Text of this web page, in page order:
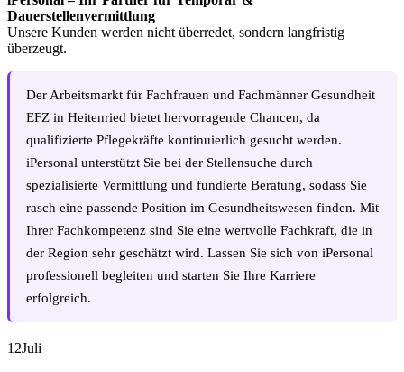
Dauerstellenvermittlung
Unsere Kunden werden nicht überredet, sondern langfristig
überzeugt.
Der Arbeitsmarkt für Fachfrauen und Fachmänner Gesundheit
EFZ in Heitenried bietet hervorragende Chancen, da
qualifizierte Pflegekräfte kontinuierlich gesucht werden.
iPersonal unterstützt Sie bei der Stellensuche durch
spezialisierte Vermittlung und fundierte Beratung, sodass Sie
rasch eine passende Position im Gesundheitswesen finden. Mit
Ihrer Fachkompetenz sind Sie eine wertvolle Fachkraft, die in
der Region sehr geschätzt wird. Lassen Sie sich von iPersonal
professionell begleiten und starten Sie Ihre Karriere
erfolgreich.
12Juli